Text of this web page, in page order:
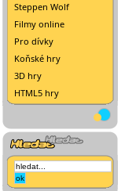
Steppen Wolf
Filmy online
Pro dívky
Koňské hry
3D hry
HTML5 hry